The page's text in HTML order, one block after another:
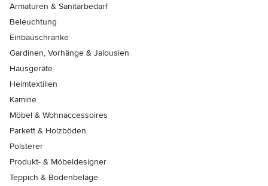
Armaturen & Sanitärbedarf
Beleuchtung
Einbauschränke
Gardinen, Vorhänge & Jalousien
Hausgeräte
Heimtextilien
Kamine
Möbel & Wohnaccessoires
Parkett & Holzböden
Polsterer
Produkt- & Möbeldesigner
Teppich & Bodenbeläge